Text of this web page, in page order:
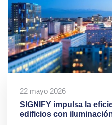
22 mayo 2026
SIGNIFY impulsa la
edificios con